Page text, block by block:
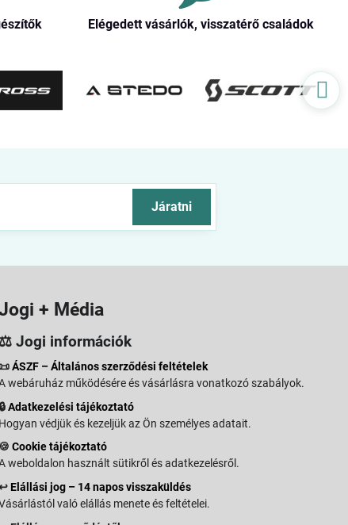
Elégedett vásárlók, visszatérő családok
Járatni
+ Média
⚖️ Jogi információk
📜ÁSZF – Általános szerződési feltételek
webáruház működésére és vásárlásra vonatkozó szabályok.
🔒Adatkezelési tájékoztató
Hogyan védjük és kezeljük az Ön személyes adatait.
🍪Cookie tájékoztató
weboldalon használt sütikről és adatkezelésről.
Elállási jog – 14 napos visszaküldés
való elállás menete és feltételei.